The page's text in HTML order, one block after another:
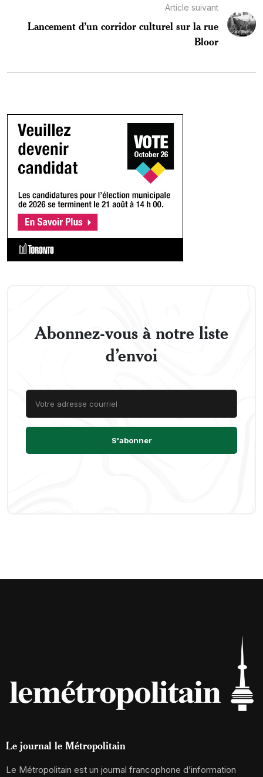
Article suivant
Lancement d’un corridor culturel sur la rue
Bloor
Abonnez-vous à notre liste
d’envoi
Le journal le Métropolitain
Le Métropolitain est un journal francophone d’information